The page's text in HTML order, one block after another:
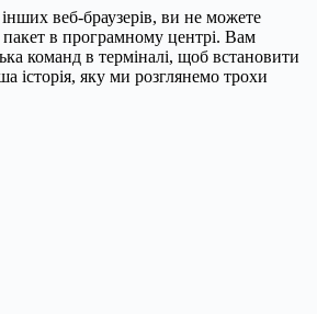
веб-браузерів, ви не можете
пакет в програмному центрі. Вам
команд в терміналі, щоб встановити
історія, яку ми розглянемо трохи